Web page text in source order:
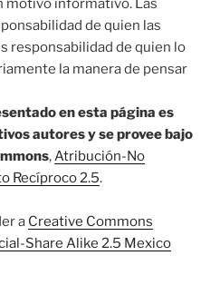
motivo informativo. Las
de quien las
responsabilidad de quien lo
la manera de pensar
en esta página es
autores y se provee bajo
,Atribución-No
Recíproco 2.5.
a Creative Commons
Share Alike 2.5 Mexico